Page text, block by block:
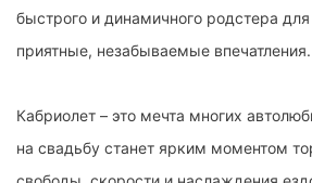
быстрого и динамичного родстера
приятные, незабываемые впечатления.
Кабриолет – это мечта многих
на свадьбу станет ярким моментом